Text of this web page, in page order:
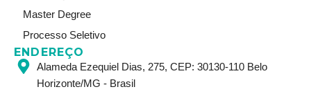
Master Degree
Processo Seletivo
ENDEREÇO
Alameda Ezequiel Dias, 275, CEP: 30130-110 Belo
Horizonte/MG - Brasil